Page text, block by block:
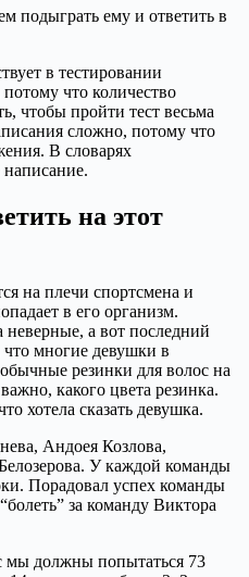
подыграть ему и ответить в
в тестировании
что количество
чтобы пройти тест весьма
сложно, потому что
В словарях
на этот
на плечи спортсмена и
в его организм.
а вот последний
многие девушки в
резинки для волос на
какого цвета резинка.
хотела сказать девушка.
Андоея Козлова,
У каждой команды
Порадовал успех команды
за команду Виктора
мы должны попытаться 73